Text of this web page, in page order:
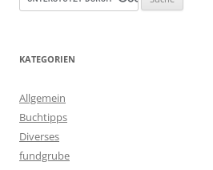
KATEGORIEN
Allgemein
Buchtipps
Diverses
fundgrube